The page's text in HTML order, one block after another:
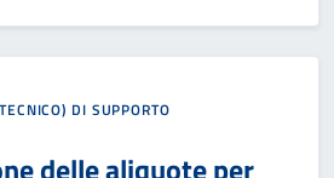
DI SUPPORTO